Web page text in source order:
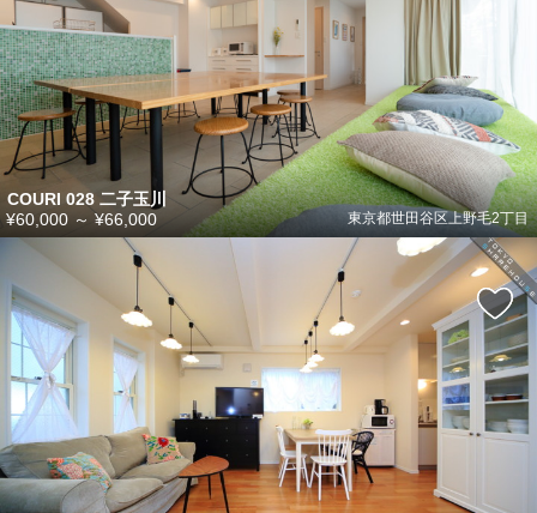
COURI 028 二子玉川
東京都世田谷区上野毛2丁目
¥60,000 ～ ¥66,000